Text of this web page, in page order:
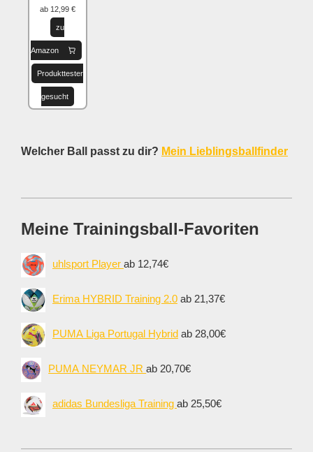
ab 12,99 €
zu
Amazon
Produkttester
gesucht
Welcher Ball passt zu dir? Mein Lieblingsballfinder
Meine Trainingsball-Favoriten
uhlsport Player ab 12,74€
Erima HYBRID Training 2.0 ab 21,37€
PUMA Liga Portugal Hybrid ab 28,00€
PUMA NEYMAR JRab 20,70€
adidas Bundesliga Training ab 25,50€